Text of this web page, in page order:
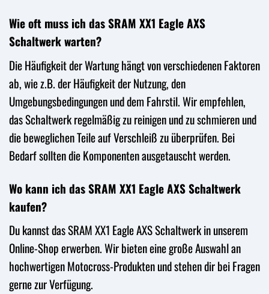
Wie oft muss ich das SRAM XX1 Eagle AXS
Schaltwerk warten?
Die Häufigkeit der Wartung hängt von verschiedenen Faktoren
ab, wie z.B. der Häufigkeit der Nutzung, den
Umgebungsbedingungen und dem Fahrstil. Wir empfehlen,
das Schaltwerk regelmäßig zu reinigen und zu schmieren und
die beweglichen Teile auf Verschleiß zu überprüfen. Bei
Bedarf sollten die Komponenten ausgetauscht werden.
Wo kann ich das SRAM XX1 Eagle AXS Schaltwerk
kaufen?
Du kannst das SRAM XX1 Eagle AXS Schaltwerk in unserem
Online-Shop erwerben. Wir bieten eine große Auswahl an
hochwertigen Motocross-Produkten und stehen dir bei Fragen
gerne zur Verfügung.